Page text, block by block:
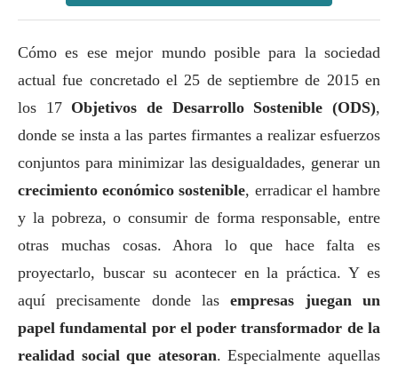
Cómo es ese mejor mundo posible para la sociedad
actual fue concretado el 25 de septiembre de 2015 en
los 17 Objetivos de Desarrollo Sostenible (ODS),
donde se insta a las partes firmantes a realizar esfuerzos
conjuntos para minimizar las desigualdades, generar un
crecimiento económico sostenible, erradicar el hambre
y la pobreza, o consumir de forma responsable, entre
otras muchas cosas. Ahora lo que hace falta es
proyectarlo, buscar su acontecer en la práctica. Y es
aquí precisamente donde las empresas juegan un
papel fundamental por el poder transformador de la
realidad socialque atesoran. Especialmente aquellas